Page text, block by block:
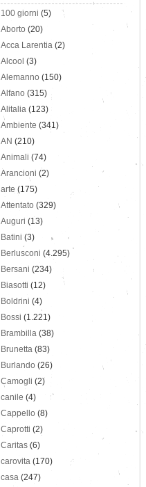
100 giorni (5)
Aborto (20)
Acca Larentia (2)
Alcool (3)
Alemanno (150)
Alfano (315)
Alitalia (123)
Ambiente (341)
AN (210)
Animali (74)
Arancioni (2)
arte (175)
Attentato (329)
Auguri (13)
Batini (3)
Berlusconi (4.295)
Bersani (234)
Biasotti (12)
Boldrini (4)
Bossi (1.221)
Brambilla (38)
Brunetta (83)
Burlando (26)
Camogli (2)
canile (4)
Cappello (8)
Caprotti (2)
Caritas (6)
carovita (170)
casa (247)